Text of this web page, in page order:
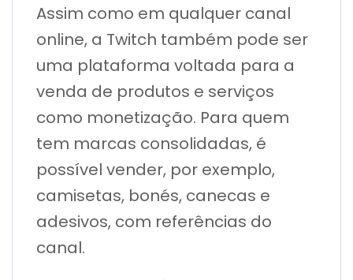
Assim como em qualquer canal
online, a Twitch também pode ser
uma plataforma voltada para a
venda de produtos e serviços
como monetização. Para quem
tem marcas consolidadas, é
possível vender, por exemplo,
camisetas, bonés, canecas e
adesivos, com referências do
canal.